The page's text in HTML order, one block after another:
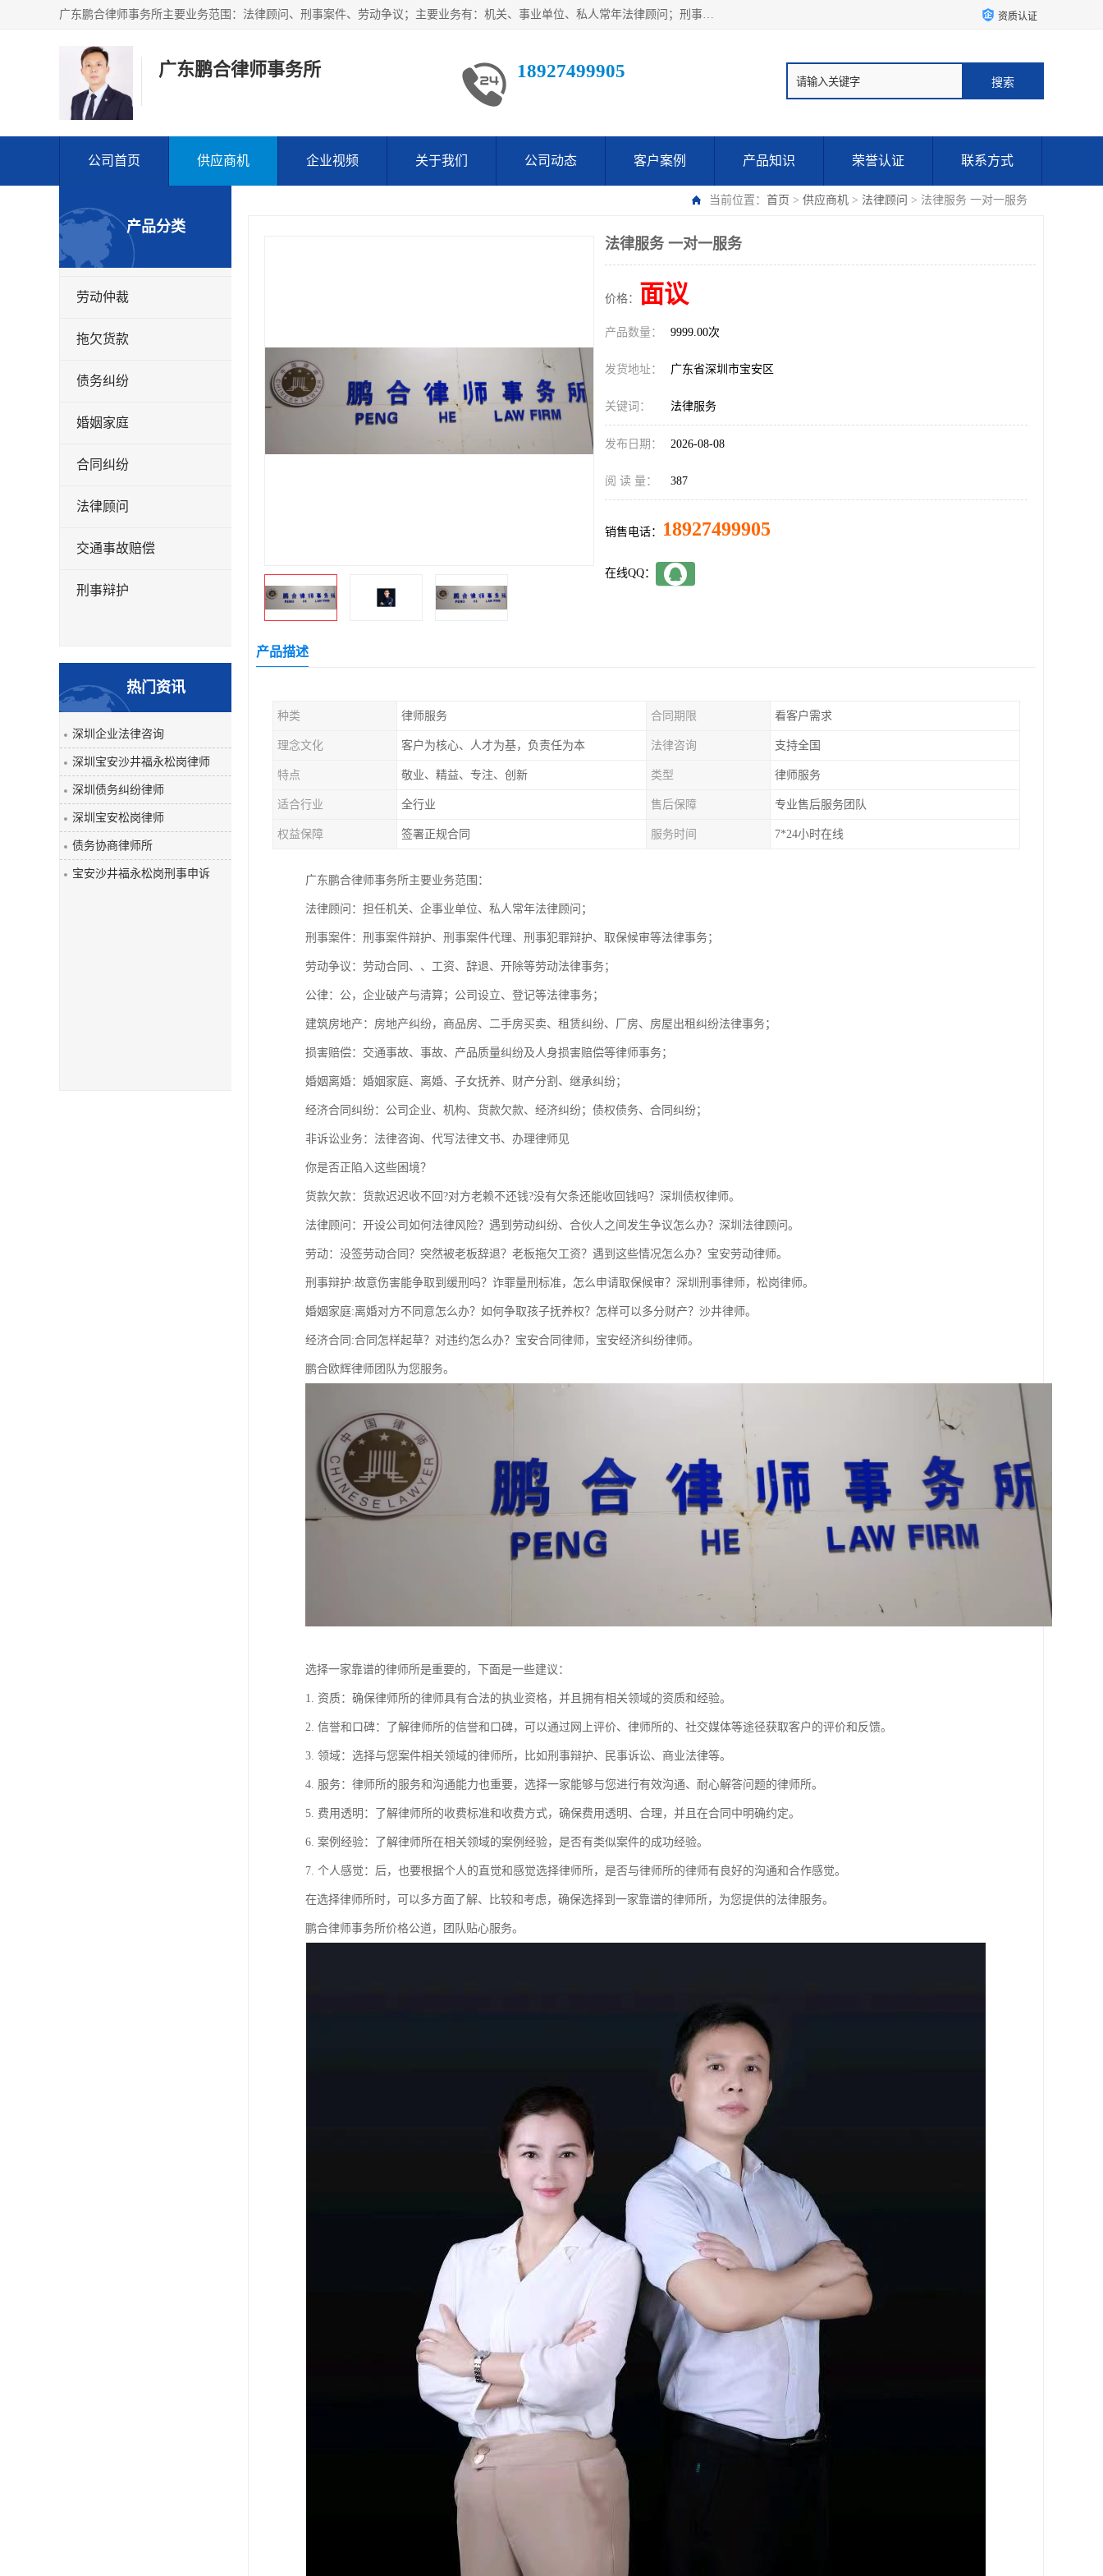
广东鹏合律师事务所主要业务范围：法律顾问、刑事案件、劳动争议；主要业务有：机关、事业单位、私人常年法律顾问；刑事案件辩护、案件代理、犯罪辩护、取保候审等法律事务；以及劳动合同、工伤、工资、辞退、开除等劳动法律事务；多年来，欧辉律师团队一直秉承“以信为本，以法为业”的执业理念，用自己的专业所长为当事人提供优质法律服务，深得当事人的一致好评及信赖。 资质认证
广东鹏合律师事务所 18927499905
公司首页 供应商机 企业视频 关于我们 公司动态 客户案例 产品知识 荣誉认证 联系方式
当前位置： 首页 > 供应商机 > 法律顾问 > 法律服务 一对一服务
产品分类
劳动仲裁
拖欠货款
债务纠纷
婚姻家庭
合同纠纷
法律顾问
交通事故赔偿
刑事辩护
热门资讯
深圳企业法律咨询
深圳宝安沙井福永松岗律师
深圳债务纠纷律师
深圳宝安松岗律师
债务协商律师所
宝安沙井福永松岗刑事申诉
法律服务 一对一服务
价格： 面议
产品数量： 9999.00次
发货地址： 广东省深圳市宝安区
关键词： 法律服务
发布日期： 2026-08-08
阅 读 量： 387
销售电话： 18927499905
在线QQ：
产品描述
种类 律师服务 合同期限 看客户需求
理念文化 客户为核心、人才为基，负责任为本 法律咨询 支持全国
特点 敬业、精益、专注、创新 类型 律师服务
适合行业 全行业 售后保障 专业售后服务团队
权益保障 签署正规合同 服务时间 7*24小时在线
广东鹏合律师事务所主要业务范围：
法律顾问：担任机关、企事业单位、私人常年法律顾问；
刑事案件：刑事案件辩护、刑事案件代理、刑事犯罪辩护、取保候审等法律事务；
劳动争议：劳动合同、、工资、辞退、开除等劳动法律事务；
公律：公，企业破产与清算；公司设立、登记等法律事务；
建筑房地产：房地产纠纷，商品房、二手房买卖、租赁纠纷、厂房、房屋出租纠纷法律事务；
损害赔偿：交通事故、事故、产品质量纠纷及人身损害赔偿等律师事务；
婚姻离婚：婚姻家庭、离婚、子女抚养、财产分割、继承纠纷；
经济合同纠纷：公司企业、机构、货款欠款、经济纠纷；债权债务、合同纠纷；
非诉讼业务：法律咨询、代写法律文书、办理律师见
你是否正陷入这些困境？
货款欠款：货款迟迟收不回?对方老赖不还钱?没有欠条还能收回钱吗？深圳债权律师。
法律顾问：开设公司如何法律风险？遇到劳动纠纷、合伙人之间发生争议怎么办？深圳法律顾问。
劳动：没签劳动合同？突然被老板辞退？老板拖欠工资？遇到这些情况怎么办？宝安劳动律师。
刑事辩护:故意伤害能争取到缓刑吗？诈罪量刑标准，怎么申请取保候审？深圳刑事律师，松岗律师。
婚姻家庭:离婚对方不同意怎么办？如何争取孩子抚养权？怎样可以多分财产？沙井律师。
经济合同:合同怎样起草？对违约怎么办？宝安合同律师，宝安经济纠纷律师。
鹏合欧辉律师团队为您服务。
选择一家靠谱的律师所是重要的，下面是一些建议：
1. 资质：确保律师所的律师具有合法的执业资格，并且拥有相关领域的资质和经验。
2. 信誉和口碑：了解律师所的信誉和口碑，可以通过网上评价、律师所的、社交媒体等途径获取客户的评价和反馈。
3. 领域：选择与您案件相关领域的律师所，比如刑事辩护、民事诉讼、商业法律等。
4. 服务：律师所的服务和沟通能力也重要，选择一家能够与您进行有效沟通、耐心解答问题的律师所。
5. 费用透明：了解律师所的收费标准和收费方式，确保费用透明、合理，并且在合同中明确约定。
6. 案例经验：了解律师所在相关领域的案例经验，是否有类似案件的成功经验。
7. 个人感觉：后，也要根据个人的直觉和感觉选择律师所，是否与律师所的律师有良好的沟通和合作感觉。
在选择律师所时，可以多方面了解、比较和考虑，确保选择到一家靠谱的律师所，为您提供的法律服务。
鹏合律师事务所价格公道，团队贴心服务。